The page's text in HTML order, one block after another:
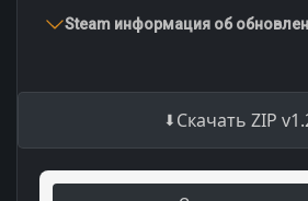
Steam информация об
Скачать ZIP